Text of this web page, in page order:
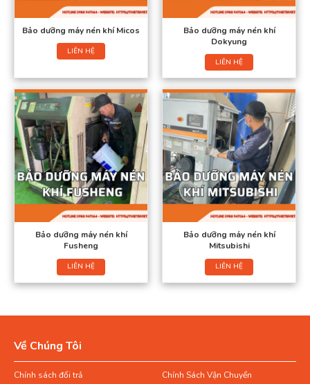
Bảo dưỡng máy nén khí Micos
LIÊN HỆ
Bảo dưỡng máy nén khí
Dokyung
LIÊN HỆ
Bảo dưỡng máy nén khí
Fusheng
LIÊN HỆ
Bảo dưỡng máy nén khí
Mitsubishi
LIÊN HỆ
Về Chúng Tôi
Chính sách đổi trả
Chính Sách Vận Chuyển